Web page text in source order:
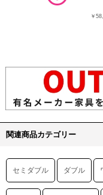
￥
関連商品カテゴリー
セミダブル ダブル